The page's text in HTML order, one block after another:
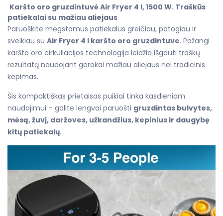
Karšto oro gruzdintuvė Air Fryer 4 l, 1500 W. Traškūs
patiekalai su mažiau aliejaus
Paruoškite mėgstamus patiekalus greičiau, patogiau ir
sveikiau su Air Fryer 4 l karšto oro gruzdintuve. Pažangi
karšto oro cirkuliacijos technologija leidžia išgauti traškų
rezultatą naudojant gerokai mažiau aliejaus nei tradicinis
kepimas.
Šis kompaktiškas prietaisas puikiai tinka kasdieniam
naudojimui – galite lengvai paruošti gruzdintas bulvytes,
mėsą, žuvį, daržoves, užkandžius, kepinius ir daugybę
kitų patiekalų.